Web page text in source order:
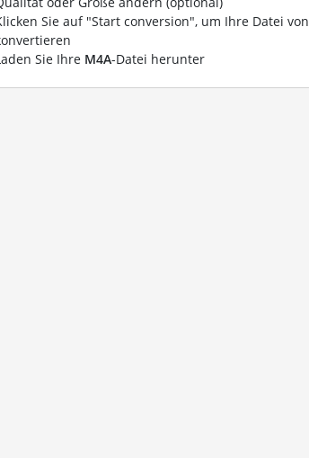
Sie auf "Start conversion", um Ihre Datei von
Sie Ihre M4A-Datei herunter